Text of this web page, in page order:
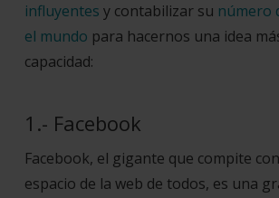
influyentes y contabilizar su número
el mundo para hacernos una idea
capacidad:
1.- Facebook
Facebook, el gigante que compite
espacio de la web de todos, es una